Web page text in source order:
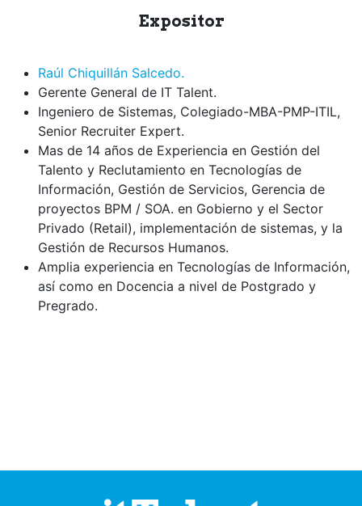
Expositor
Raúl Chiquillán Salcedo.
Gerente General de IT Talent.
Ingeniero de Sistemas, Colegiado-MBA-PMP-ITIL,
Senior Recruiter Expert.
Mas de 14 años de Experiencia en Gestión del
Talento y Reclutamiento en Tecnologías de
Información, Gestión de Servicios, Gerencia de
proyectos BPM / SOA. en Gobierno y el Sector
Privado (Retail), implementación de sistemas, y la
Gestión de Recursos Humanos.
Amplia experiencia en Tecnologías de Información,
así como en Docencia a nivel de Postgrado y
Pregrado.